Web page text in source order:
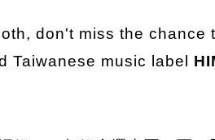
don't miss the chance
Taiwanese music label